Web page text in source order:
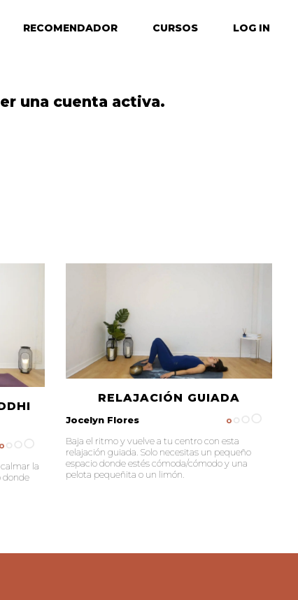
RECOMENDADOR CURSOS LOG IN
una cuenta activa.
la
donde
RELAJACIÓN GUIADA
Jocelyn Flores
Baja el ritmo y vuelve a tu centro con esta
relajación guiada. Solo necesitas un pequeño
espacio donde estés cómoda/cómodo y una
pelota pequeñita o un limón.